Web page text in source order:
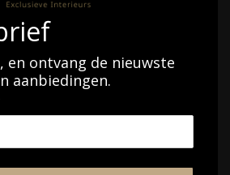
en ontvang de nieuwste
aanbiedingen.